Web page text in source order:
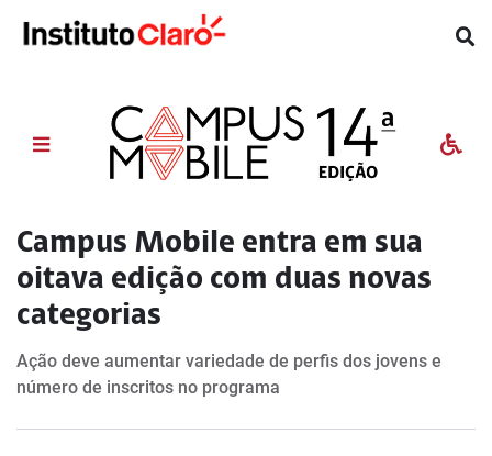
Campus Mobile entra em sua
oitava edição com duas novas
categorias
Ação deve aumentar variedade de perfis dos jovens e
número de inscritos no programa